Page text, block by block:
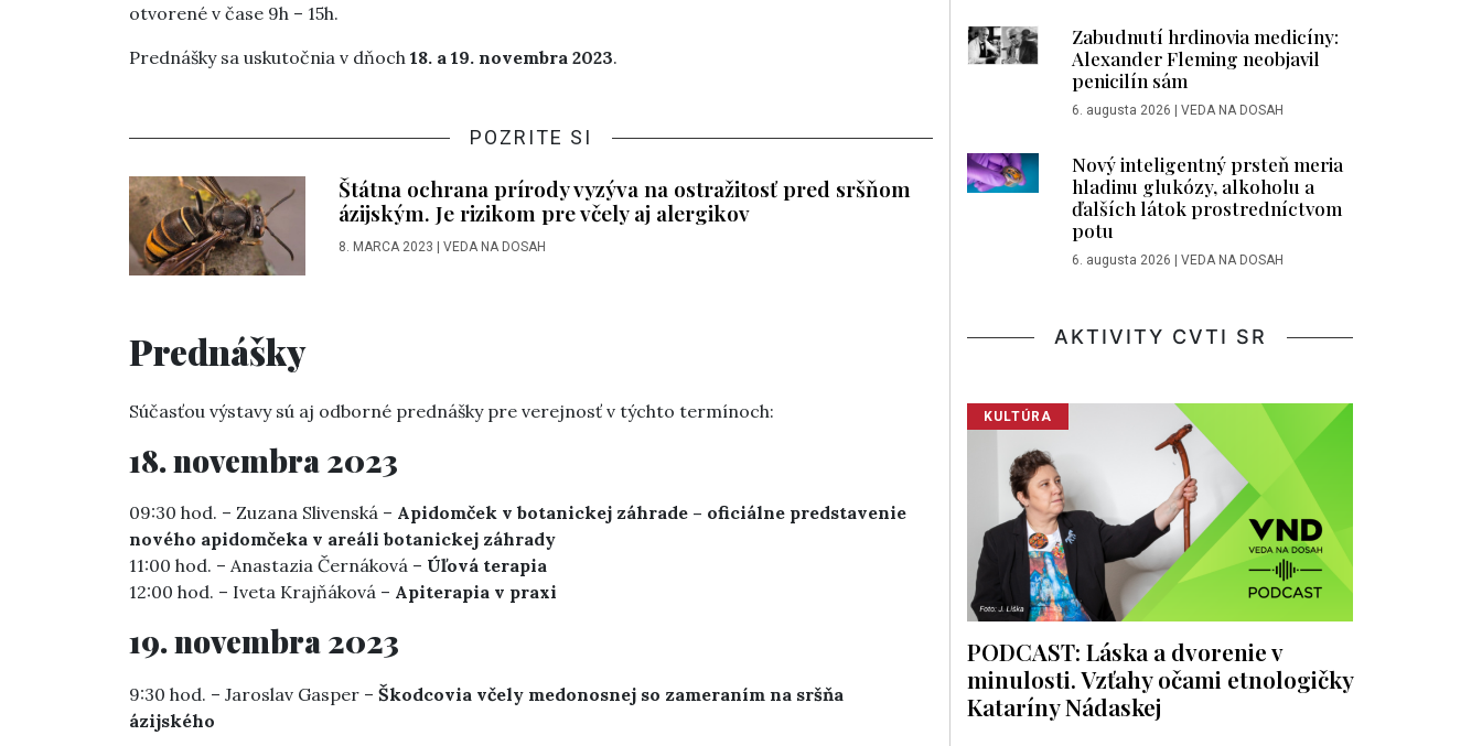
otvorené v čase 9h – 15h.
Prednášky sa uskutočnia v dňoch 18. a 19. novembra 2023.
POZRITE SI
Štátna ochrana prírody vyzýva na ostražitosť pred sršňom
ázijským. Je rizikom pre včely aj alergikov
8. MARCA 2023 VEDA NA DOSAH
Prednášky
Súčasťou výstavy sú aj odborné prednášky pre verejnosť v týchto termínoch:
18. novembra 2023
09:30 hod. – Zuzana Slivenská – Apidomček v botanickej záhrade – oficiálne predstavenie
nového apidomčeka v areáli botanickej záhrady
11:00 hod. – Anastazia Černáková – Úľová terapia
12:00 hod. – Iveta Krajňáková – Apiterapia v praxi
19. novembra 2023
9:30 hod. – Jaroslav Gasper – Škodcovia včely medonosnej so zameraním na sršňa
ázijského
Zabudnutí hrdinovia medicíny:
Alexander Fleming neobjavil
penicilín sám
6. augusta 2026 | VEDA NA DOSAH
Nový inteligentný prsteň meria
hladinu glukózy, alkoholu a
ďalších látok prostredníctvom
potu
6. augusta 2026 | VEDA NA DOSAH
AKTIVITY CVTI SR
KULTÚRA
PODCAST: Láska a dvorenie v
minulosti. Vzťahy očami etnologičky
Kataríny Nádaskej